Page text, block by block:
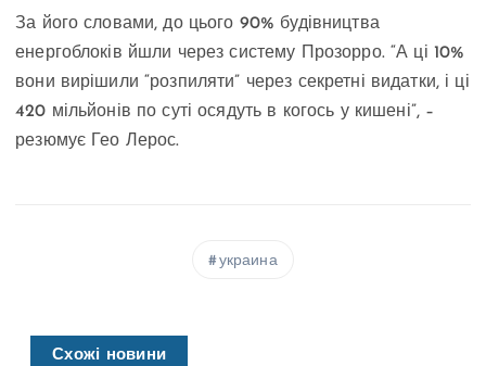
За його словами, до цього 90% будівництва
енергоблоків йшли через систему Прозорро. “А ці 10%
вони вирішили “розпиляти” через секретні видатки, і ці
420 мільйонів по суті осядуть в когось у кишені”, –
резюмує Гео Лерос.
украина
Схожі новини